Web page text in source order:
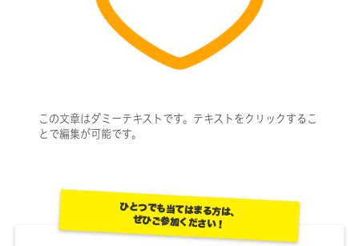
この文章はダミーテキストです。テキストをクリックするこ
とで編集が可能です。
ひとつでも当てはまる方は、
ぜひご参加ください！